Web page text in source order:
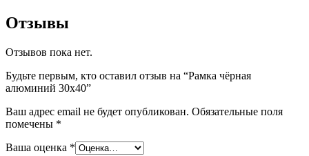
Отзывы
Отзывов пока нет.
Будьте первым, кто оставил отзыв на “Рамка чёрная
алюминий 30х40”
Ваш адрес email не будет опубликован. Обязательные поля
помечены *
Ваша оценка *